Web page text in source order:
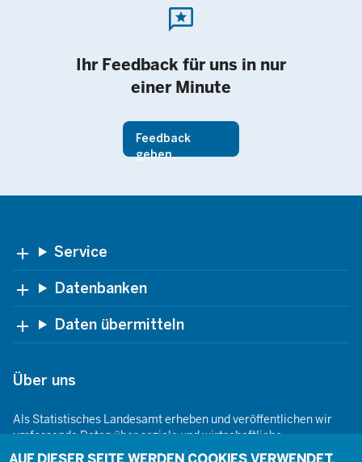
reviews
Ihr Feedback für uns in nur
einer Minute
Feedback
geben
Footer Service
Datenbanken
Daten übermitteln
Über uns
Als Statistisches Landesamt erheben und veröffentlichen wir
umfassende Daten über soziale und wirtschaftliche
Gegebenheiten. Dabei sind wir den Grundsätzen der Neutralität,